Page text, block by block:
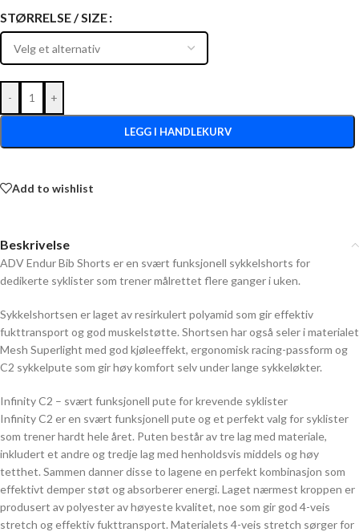
STØRRELSE / SIZE
- +
LEGG I HANDLEKURV
Add to wishlist
Beskrivelse
ADV Endur Bib Shorts er en svært funksjonell sykkelshorts for
dedikerte syklister som trener målrettet flere ganger i uken.
Sykkelshortsen er laget av resirkulert polyamid som gir effektiv
fukttransport og god muskelstøtte. Shortsen har også seler i materialet
Mesh Superlight med god kjøleeffekt, ergonomisk racing-passform og
C2 sykkelpute som gir høy komfort selv under lange sykkeløkter.
Infinity C2 – svært funksjonell pute for krevende syklister
Infinity C2 er en svært funksjonell pute og et perfekt valg for syklister
som trener hardt hele året. Puten består av tre lag med materiale,
inkludert et andre og tredje lag med henholdsvis middels og høy
tetthet. Sammen danner disse to lagene en perfekt kombinasjon som
effektivt demper støt og absorberer energi. Laget nærmest kroppen er
produsert av polyester av høyeste kvalitet, noe som gir god 4-veis
stretch og effektiv fukttransport. Materialets 4-veis stretch sørger for